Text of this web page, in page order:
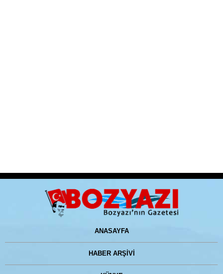
ANASAYFA
HABER ARŞİVİ